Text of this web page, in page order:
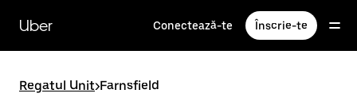
direct
conținutul
principal
Uber Conectează-te Înscrie-te
Regatul Unit>Farnsfield